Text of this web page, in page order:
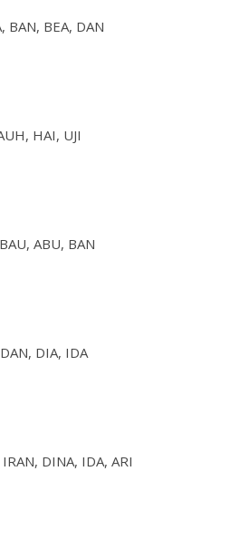
BAN, BEA, DAN
HAI, UJI
ABU, BAN
DIA, IDA
DINA, IDA, ARI